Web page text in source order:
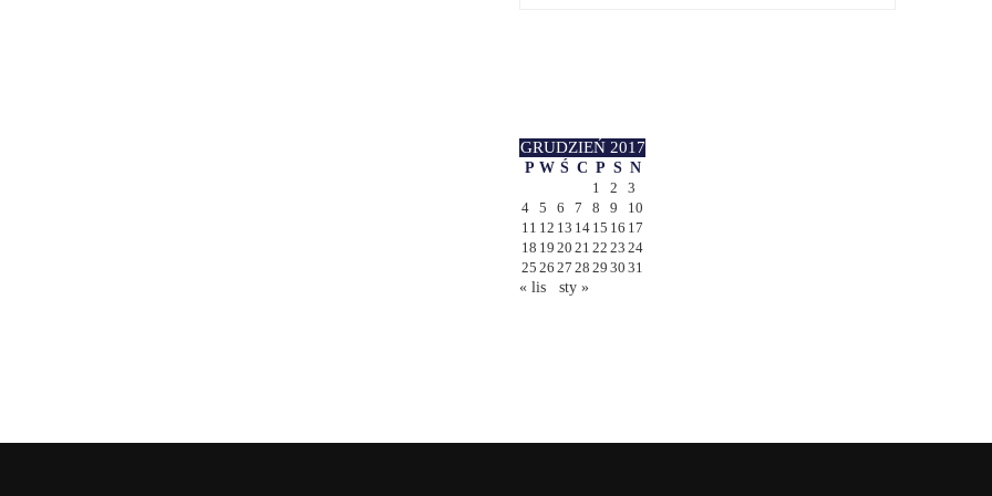
GRUDZIEŃ 2017
P W Ś C P S N
1
2
3
4 5 6 7 8 9
10
11 12 13 14 15 16 17
18 19 20 21 22 23 24
25 26 27 28 29 30 31
« lis
sty »